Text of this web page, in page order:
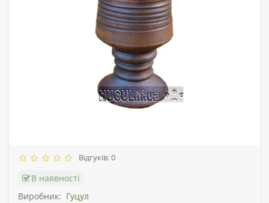
Відгуків: 0
В наявності
Виробник: Гуцул